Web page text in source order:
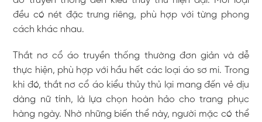
đều có nét đặc trưng riêng, phù hợp với từng phong
cách khác nhau.
Thắt nơ cổ áo truyền thống thường đơn giản và dễ
thực hiện, phù hợp với hầu hết các loại áo sơ mi. Trong
khi đó, thắt nơ cổ áo kiểu thủy thủ lại mang đến vẻ dịu
dàng nữ tính, là lựa chọn hoàn hảo cho trang phục
hàng ngày. Nhờ những biến thể này, người mặc có thể